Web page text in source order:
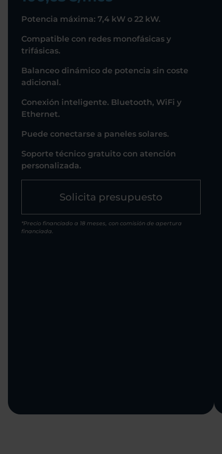
Potencia máxima: 7,4 kW o 22 kW.
Compatible con redes monofásicas y
trifásicas.
Balanceo dinámico de potencia sin coste
adicional.
Conexión inteligente. Bluetooth, WiFi y
Ethernet.
Puede conectarse a paneles solares.
Soporte técnico gratuito con atención
personalizada.
Solicita presupuesto
*Precio financiado a 18 meses, con comisión de apertura
financiada.